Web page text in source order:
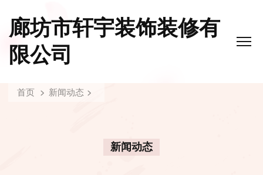
廊坊市轩宇装饰装修有
限公司
首页 新闻动态
新闻动态